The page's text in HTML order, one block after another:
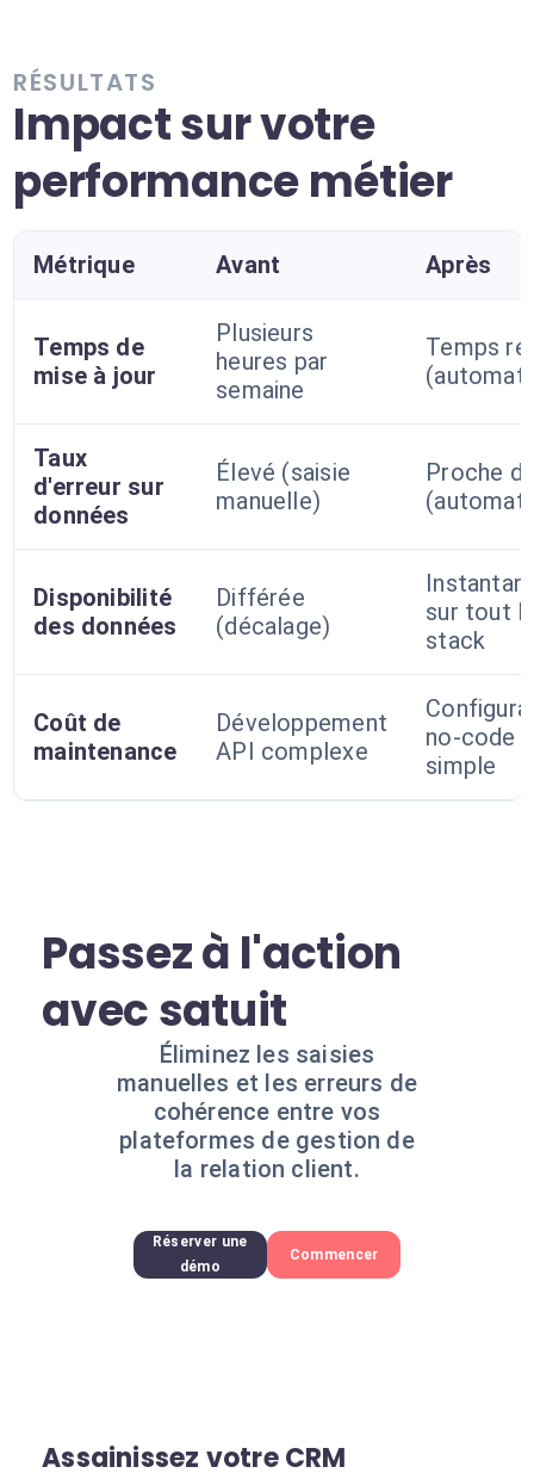
RÉSULTATS
Impact sur votre
performance métier
Métrique Avant Après
Temps de
mise à jour
Plusieurs
heures par
semaine
Temps
Taux
d'erreur sur
données
Élevé (saisie
manuelle)
Proche
Disponibilité
des données
Différée
(décalage)
sur tout
stack
Coût de
maintenance
Développement
API complexe
no-code
simple
Passez à l'action
avec satuit
Éliminez les saisies
manuelles et les erreurs de
cohérence entre vos
plateformes de gestion de
la relation client.
Réserver une
démo
Commencer
Assainissez votre CRM